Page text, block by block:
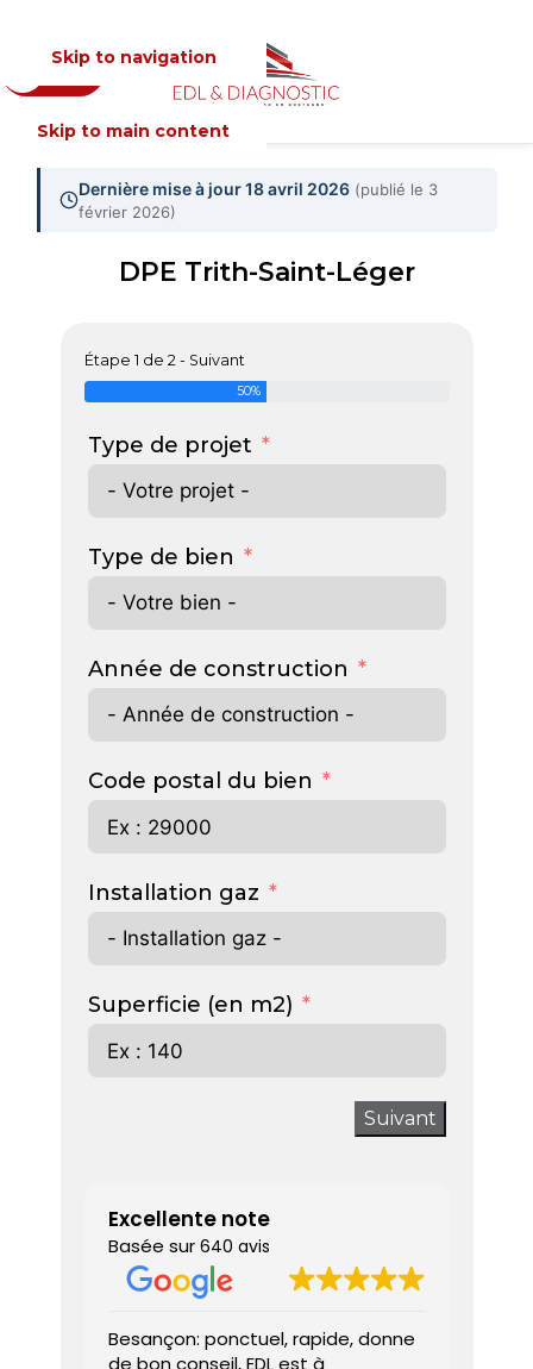
Skip to navigation
Skip to main content
MENU
Dernière mise à jour 18 avril 2026 (publié le 3
février 2026)
DPE Trith-Saint-Léger
Étape 1 de 2 - Suivant
50%
Type de projet
Type de bien
Année de construction
Code postal du bien
Installation gaz
Superficie (en m2)
Suivant
Excellente note
Basée sur 640 avis
Besançon: ponctuel, rapide, donne
de bon conseil, EDL est à